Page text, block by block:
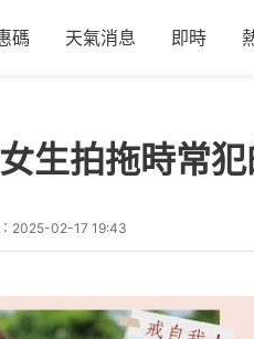
碼 天氣消息 即時
生拍拖時常
2025-02-17 19:43